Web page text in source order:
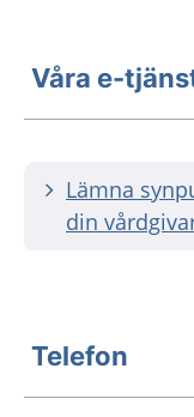
Våra e-
Lämna
din
Telefon